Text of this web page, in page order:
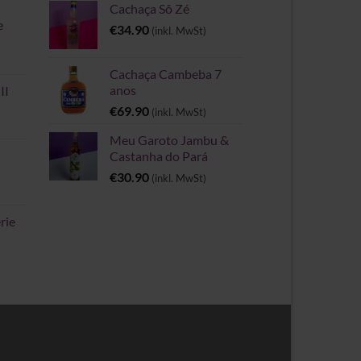
Cachaça Sô Zé
€34.90 (inkl. MwSt)
Cachaça Cambeba 7
anos
€69.90 (inkl. MwSt)
Meu Garoto Jambu &
Castanha do Pará
€30.90 (inkl. MwSt)